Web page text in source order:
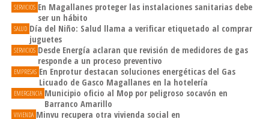
SERVICIOS En Magallanes proteger las instalaciones sanitarias debe
ser un hábito
SALUD Día del Niño: Salud llama a verificar etiquetado al comprar
juguetes
SERVICIOS Desde Energía aclaran que revisión de medidores de gas
responde a un proceso preventivo
EMPRESAS En Enprotur destacan soluciones energéticas del Gas
Licuado de Gasco Magallanes en la hotelería
EMERGENCIA Municipio oficio al Mop por peligroso socavón en
Barranco Amarillo
VIVIENDA Minvu recupera otra vivienda social en